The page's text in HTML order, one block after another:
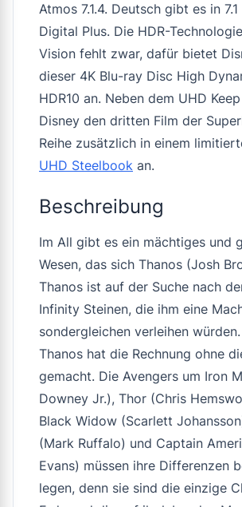
Atmos 7.1.4. Deutsch gibt es in
Digital Plus. Die HDR-
Vision fehlt zwar, dafür bietet
dieser 4K Blu-ray Disc High
HDR10 an. Neben dem UHD
Disney den dritten Film der
Reihe zusätzlich in einem
UHD Steelbook an.
Beschreibung
Im All gibt es ein mächtiges und
Wesen, das sich Thanos (Josh
Thanos ist auf der Suche nach
Infinity Steinen, die ihm eine
sondergleichen verleihen
Thanos hat die Rechnung ohne
gemacht. Die Avengers um Iron
Downey Jr.), Thor (Chris
Black Widow (Scarlett
(Mark Ruffalo) und Captain
Evans) müssen ihre Differenzen
legen, denn sie sind die einzige